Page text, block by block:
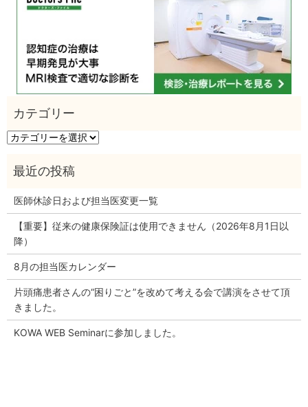
カ
ゴ
リ
医師休診日および担当医変更一覧
【重要】従来の健康保険証は使用できません（2026年8月1日以
降）
8月の担当医カレンダー
片頭痛患者さんの“困りごと”を改めて考える会で講演をさせて頂
きました。
KOWA WEB Seminarに参加しました。